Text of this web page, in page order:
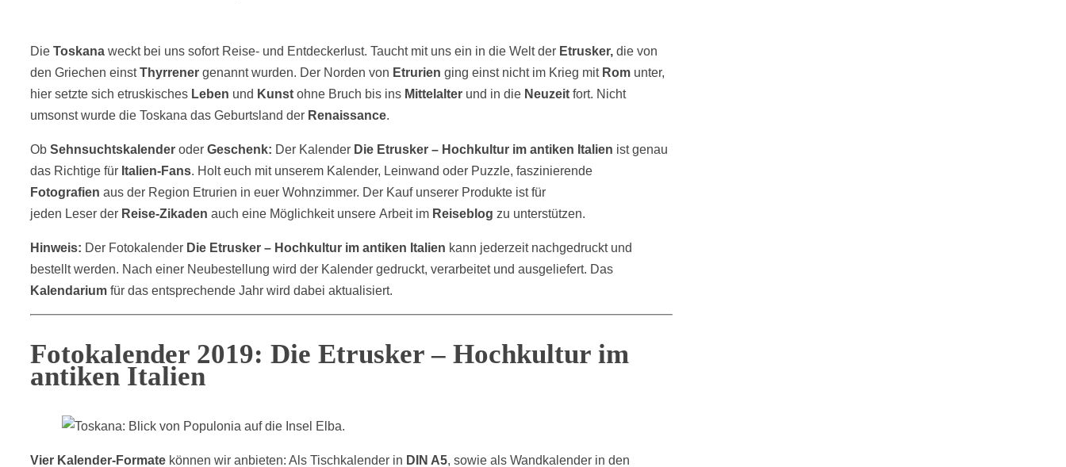
Die Toskana weckt bei uns sofort Reise- und Entdeckerlust. Taucht mit uns ein in die Welt der Etrusker, die von
den Griechen einstThyrrener genannt wurden. Der Norden von Etrurien ging einst nicht im Krieg mit Rom unter,
hier setzte sich etruskisches Leben und Kunst ohne Bruch bis ins Mittelalter und in die Neuzeit fort. Nicht
umsonst wurde die Toskana das Geburtsland der Renaissance.
Ob Sehnsuchtskalender oder Geschenk: Der Kalender Die Etrusker – Hochkultur im antiken Italien ist genau
das Richtige für Italien-Fans. Holt euch mit unserem Kalender, Leinwand oder Puzzle, faszinierende
Fotografien aus der Region Etrurien in euer Wohnzimmer. Der Kauf unserer Produkte ist für
jeden Leser der Reise-Zikaden auch eine Möglichkeit unsere Arbeit im Reiseblog zu unterstützen.
Hinweis: Der Fotokalender Die Etrusker – Hochkultur im antiken Italien kann jederzeit nachgedruckt und
bestellt werden. Nach einer Neubestellung wird der Kalender gedruckt, verarbeitet und ausgeliefert. Das
Kalendarium für das entsprechende Jahr wird dabei aktualisiert.
Fotokalender 2019: Die Etrusker – Hochkultur im
antiken Italien
Vier Kalender-Formate können wir anbieten: Als Tischkalender in DIN A5, sowie als Wandkalender in den